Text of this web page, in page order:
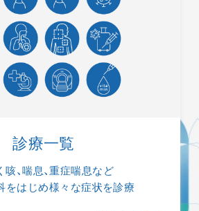
診療一覧
咳、喘息、重症喘息など
をはじめ様々な症状を診療
HOME
医師について
当院について
ご受診の方へ